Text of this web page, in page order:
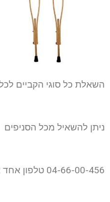
השאלת כל סוגי הקביים
ניתן להשאיל מכל הסניפים
04-66-00-456 טלפון אחד ארצי